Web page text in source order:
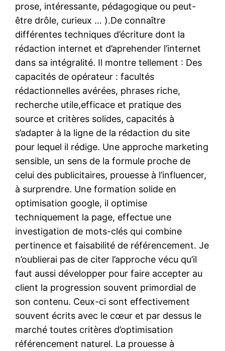
prose, intéressante, pédagogique ou peut-
être drôle, curieux … ).De connaître
différentes techniques d’écriture dont la
rédaction internet et d’aprehender l’internet
dans sa intégralité. Il montre tellement : Des
capacités de opérateur : facultés
rédactionnelles avérées, phrases riche,
recherche utile,efficace et pratique des
source et critères solides, capacités à
s’adapter à la ligne de la rédaction du site
pour lequel il rédige. Une approche marketing
sensible, un sens de la formule proche de
celui des publicitaires, prouesse à l’influencer,
à surprendre. Une formation solide en
optimisation google, il optimise
techniquement la page, effectue une
investigation de mots-clés qui combine
pertinence et faisabilité de référencement. Je
n’oublierai pas de citer l’approche vécu qu’il
faut aussi développer pour faire accepter au
client la progression souvent primordial de
son contenu. Ceux-ci sont effectivement
souvent écrits avec le cœur et par dessus le
marché toutes critères d’optimisation
référencement naturel. La prouesse à